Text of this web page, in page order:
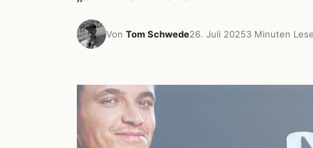
Von Tom Schwede26. Juli 20253 Minuten